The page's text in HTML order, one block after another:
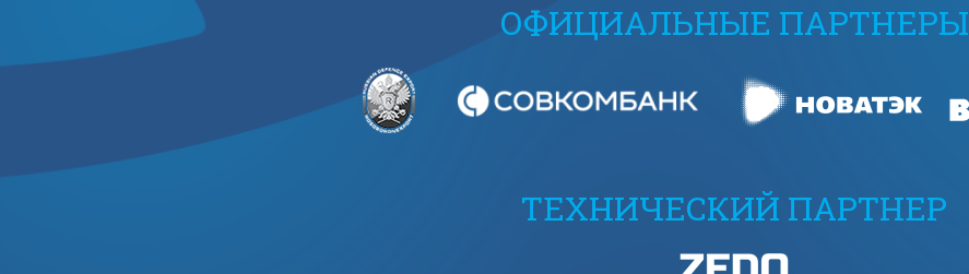
ОФИЦИАЛЬНЫЕ ПАРТНЕРЫ
ТЕХНИЧЕСКИЙ ПАРТНЕР